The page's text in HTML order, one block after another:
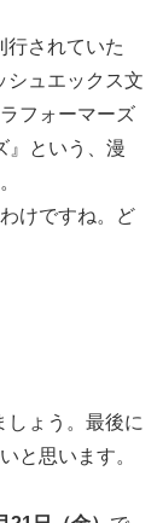
行されていた
シュエックス文
フォーマーズ
』という、漫
けですね。ど
しょう。最後に
と思います。